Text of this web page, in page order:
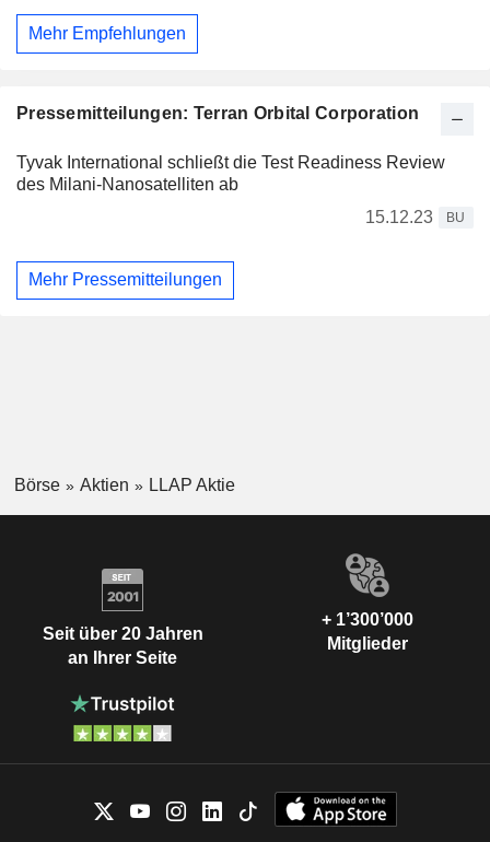
Mehr Empfehlungen
Pressemitteilungen: Terran Orbital Corporation
Tyvak International schließt die Test Readiness Review
des Milani-Nanosatelliten ab
15.12.23
BU
Mehr Pressemitteilungen
Börse Aktien LLAP Aktie
Seit über 20 Jahren
an Ihrer Seite
+ 1’300’000
Mitglieder